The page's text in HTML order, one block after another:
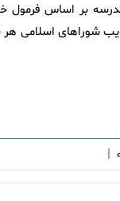
بر اساس فرمول
اسلامی هر
|